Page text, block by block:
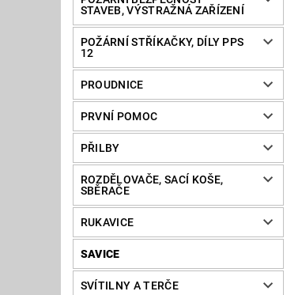
STAVEB, VÝSTRAŽNÁ ZAŘÍZENÍ
POŽÁRNÍ STŘÍKAČKY, DÍLY PPS
12
PROUDNICE
PRVNÍ POMOC
PŘILBY
ROZDĚLOVAČE, SACÍ KOŠE,
SBĚRAČE
RUKAVICE
SAVICE
SVÍTILNY A TERČE